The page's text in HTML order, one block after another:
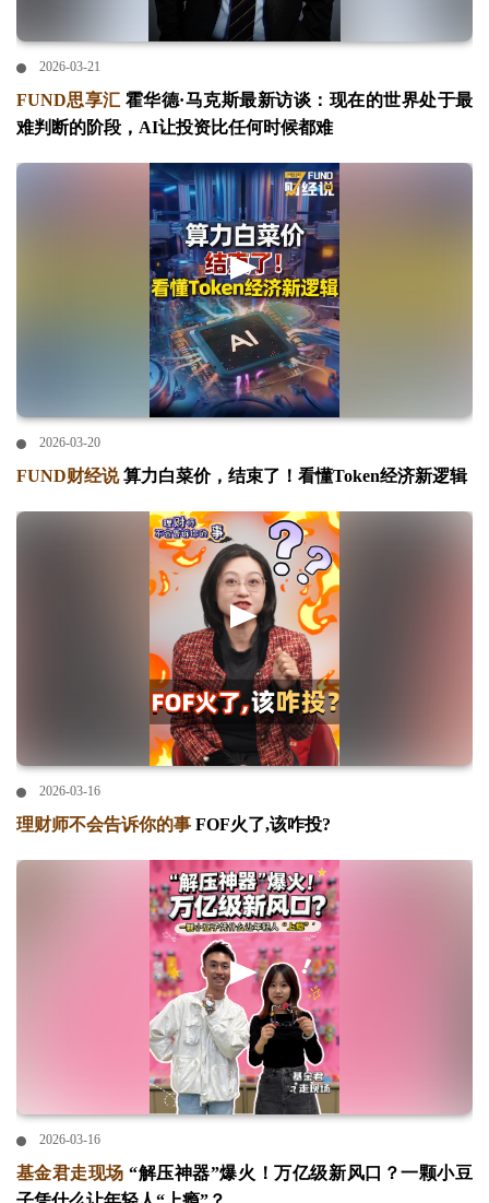
2026-03-21
FUND思享汇 霍华德·马克斯最新访谈：现在的世界处于最
难判断的阶段，AI让投资比任何时候都难
2026-03-20
FUND财经说算力白菜价，结束了！看懂Token经济新逻辑
2026-03-16
理财师不会告诉你的事 FOF火了,该咋投?
2026-03-16
基金君走现场 “解压神器”爆火！万亿级新风口？一颗小豆